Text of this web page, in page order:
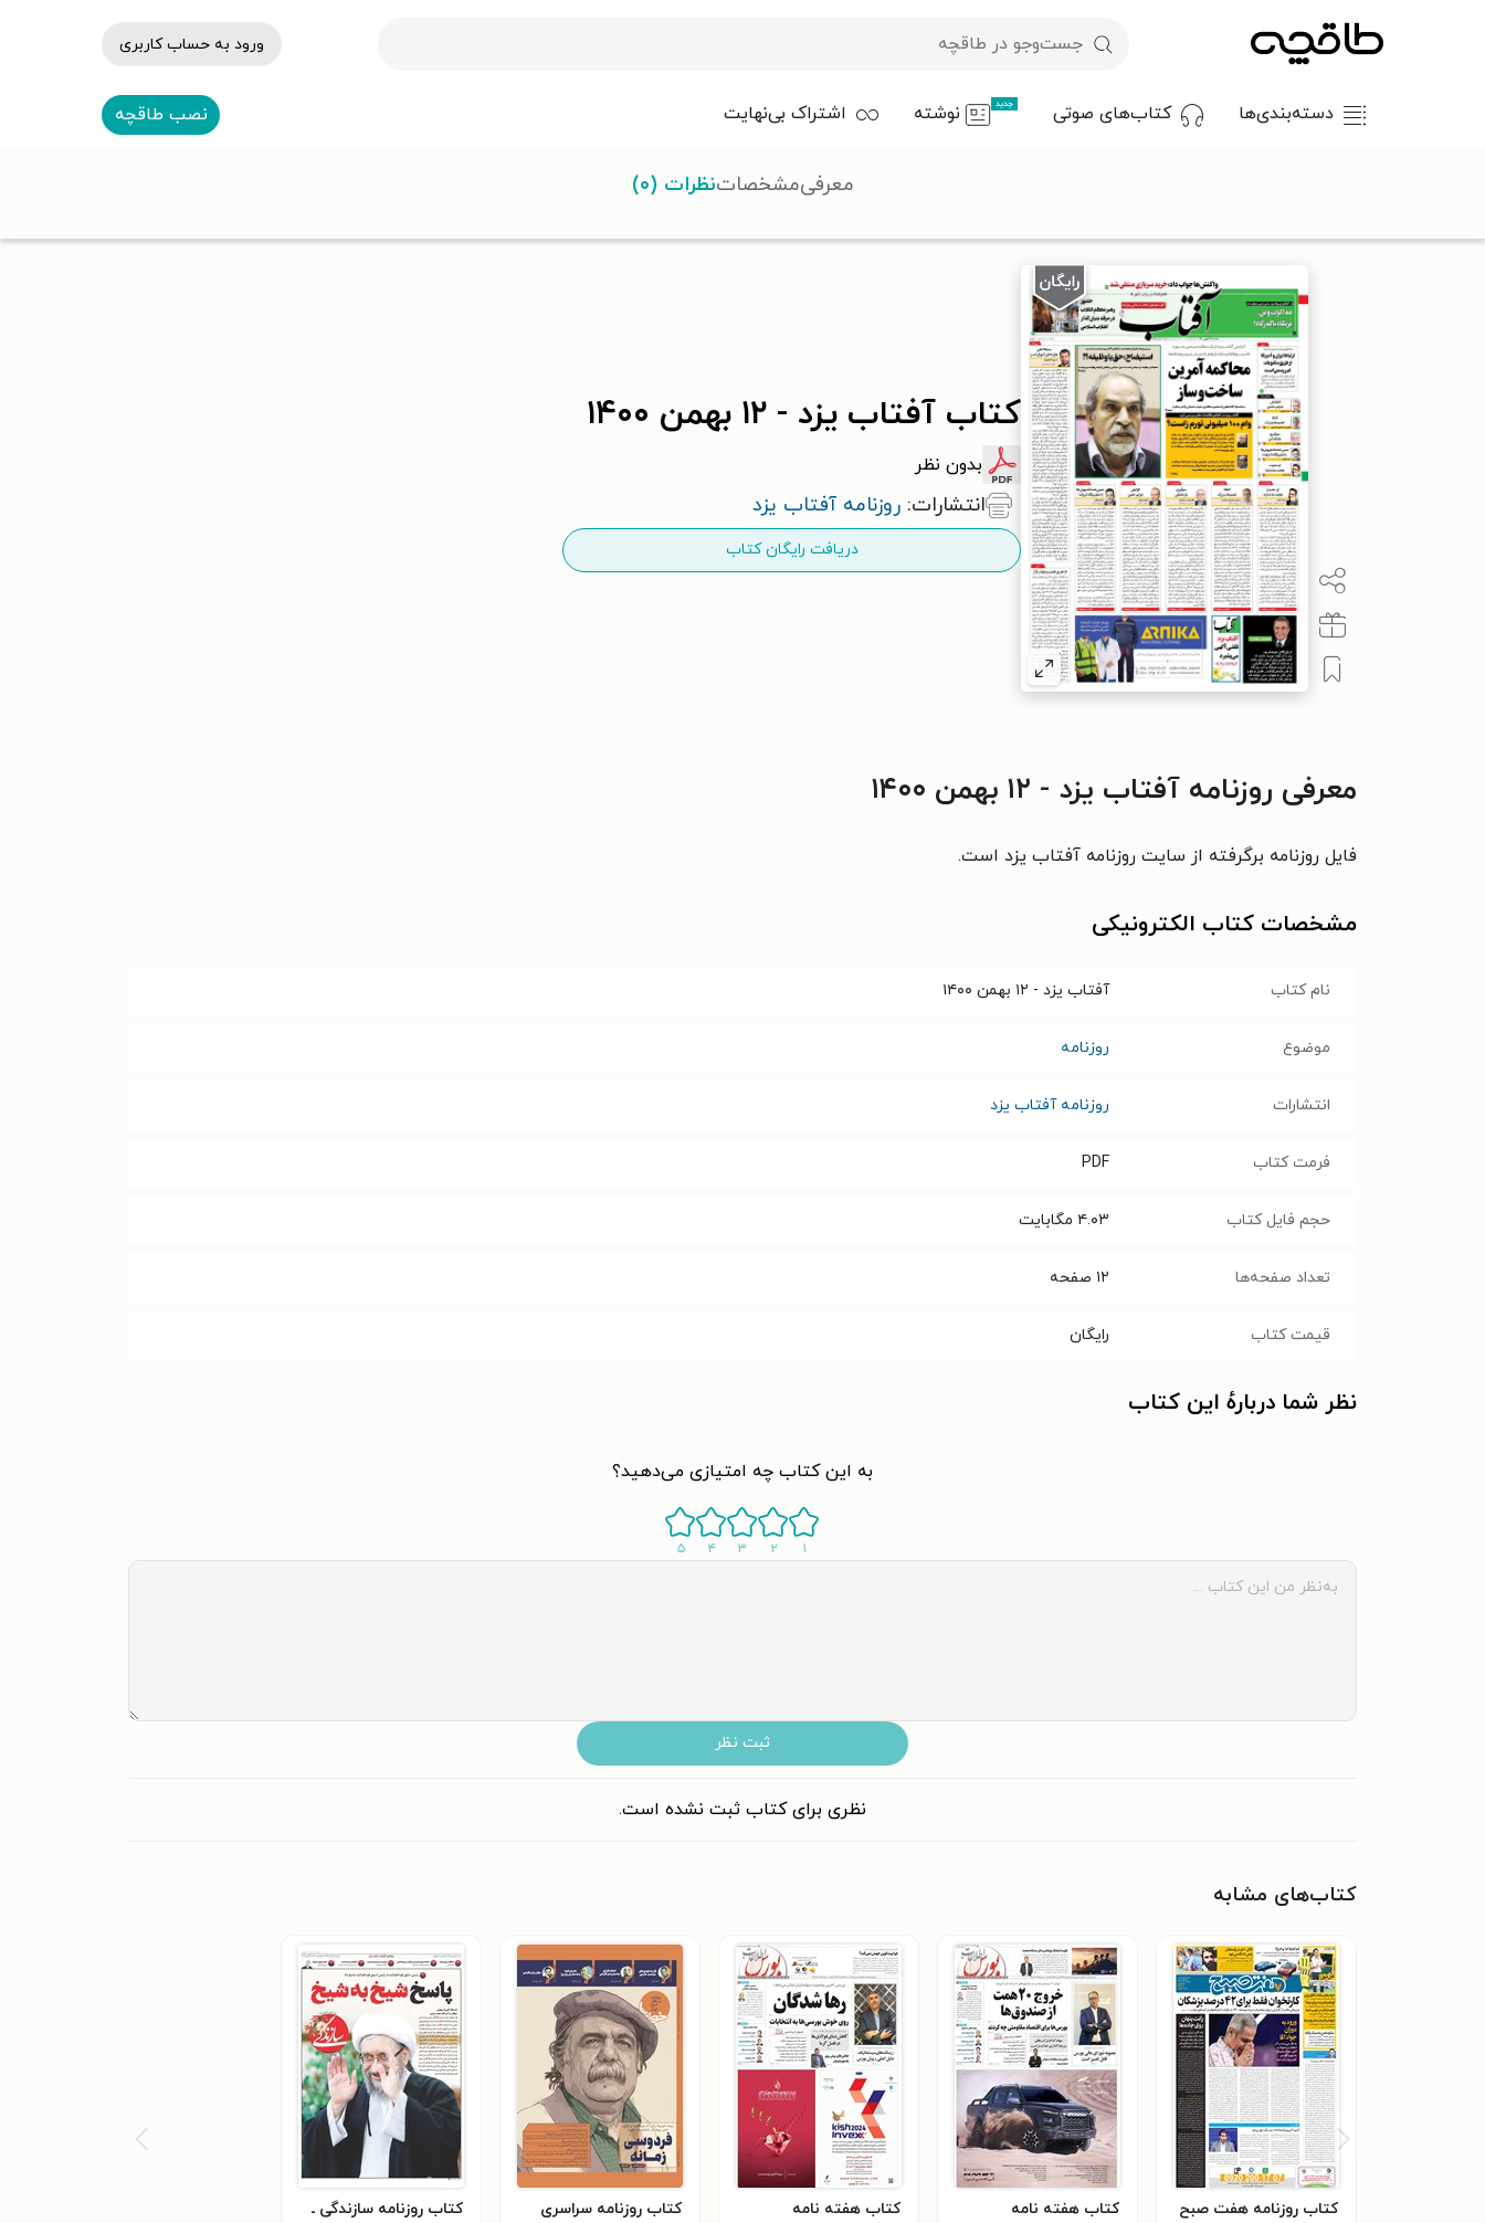
ورود به حساب کاربری
دسته‌بندی‌ها کتاب‌های صوتی جدید نوشته اشتراک بی‌نهایت نصب طاقچه
کتاب آفتاب یزد - ۱۲ بهمن ۱۴۰۰
بدون نظر
انتشارات: روزنامه آفتاب یزد
دریافت رایگان کتاب
معرفیمشخصاتنظرات (۰)
معرفی روزنامه آفتاب یزد - ۱۲ بهمن ۱۴۰۰
فایل روزنامه برگرفته از سایت روزنامه آفتاب یزد است.
مشخصات کتاب الکترونیکی
نام کتاب آفتاب یزد - ۱۲ بهمن ۱۴۰۰
موضوع روزنامه
انتشارات روزنامه آفتاب یزد
فرمت کتاب PDF
حجم فایل کتاب ۴.۰۳ مگابایت
تعداد صفحه‌ها ۱۲ صفحه
قیمت کتاب رایگان
نظر شما دربارهٔ این کتاب
به این کتاب چه امتیازی می‌دهید؟
۱ ۲ ۳ ۴ ۵
ثبت نظر
نظری برای کتاب ثبت نشده است.
کتاب‌های مشابه
کتاب روزنامه هفت صبح
کتاب هفته نامه
کتاب هفته نامه
کتاب روزنامه سراسری
کتاب روزنامه سازندگی ـ